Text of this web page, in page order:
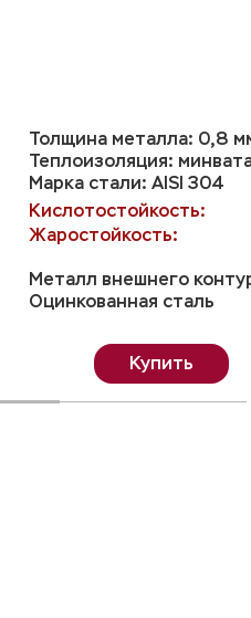
Толщина металла: 0,8
Теплоизоляция:
Марка стали: AISI 304
Кислотостойкость:
Жаростойкость:
Металл внешнего
Оцинкованная сталь
Купить